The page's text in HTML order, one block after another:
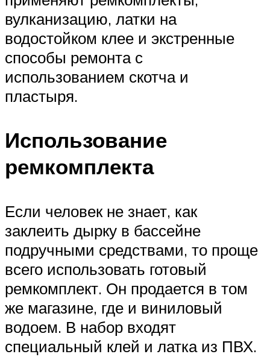
вулканизацию, латки на
водостойком клее и экстренные
способы ремонта с
использованием скотча и
пластыря.
Использование
ремкомплекта
Если человек не знает, как
заклеить дырку в бассейне
подручными средствами, то проще
всего использовать готовый
ремкомплект. Он продается в том
же магазине, где и виниловый
водоем. В набор входят
специальный клей и латка из ПВХ.